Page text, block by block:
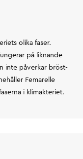
olika faser.
på liknande
inte påverkar bröst-
Femarelle
i klimakteriet.